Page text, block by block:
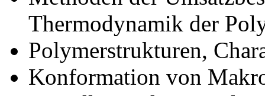
Thermodynamik der
Polymerstrukturen,
Konformation von